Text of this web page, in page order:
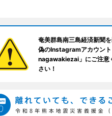
奄美群島南三島経済新聞を
偽のInstagramアカウン
nagawakiezai」にご注意
さい！